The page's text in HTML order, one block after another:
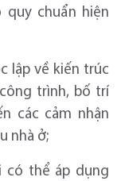
chuẩn hiện
lập về kiến trúc
trình, bố trí
các cảm nhận
nhà ở;
có thể áp dụng